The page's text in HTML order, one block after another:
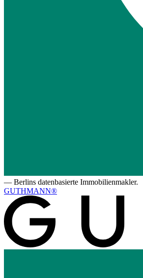
— Berlins datenbasierte Immobilienmakler.
GUTHMANN®